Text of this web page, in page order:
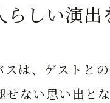
らしい演
スは、ゲストと
せない思い出と